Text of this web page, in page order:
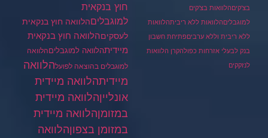
בצ'קיםהלוואות בצ'קים
למוגבליםהלוואות ללא ריביתהלוואות
ללא ריבית וללא ערביםפתיחת חשבון
בנק לבעלי אזרחות כפולהקרן הלוואות
לנזקקים
חוץ בנקאית
למוגבליםהלוואה חוץ בנקאית
לעסקיםהלוואה חוץ בנקאית
מיידיתהלוואה למוגבליםהלוואה
למוגבלים בהוצאה לפועלהלוואה
מיידיתהלוואה מיידית
אונלייןהלוואה מיידית
במזומןהלוואה מיידית
במזומן בצפוןהלוואה